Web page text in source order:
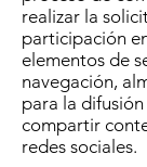
realizar la
participación
elementos de
navegación,
para la
compartir
redes sociales.